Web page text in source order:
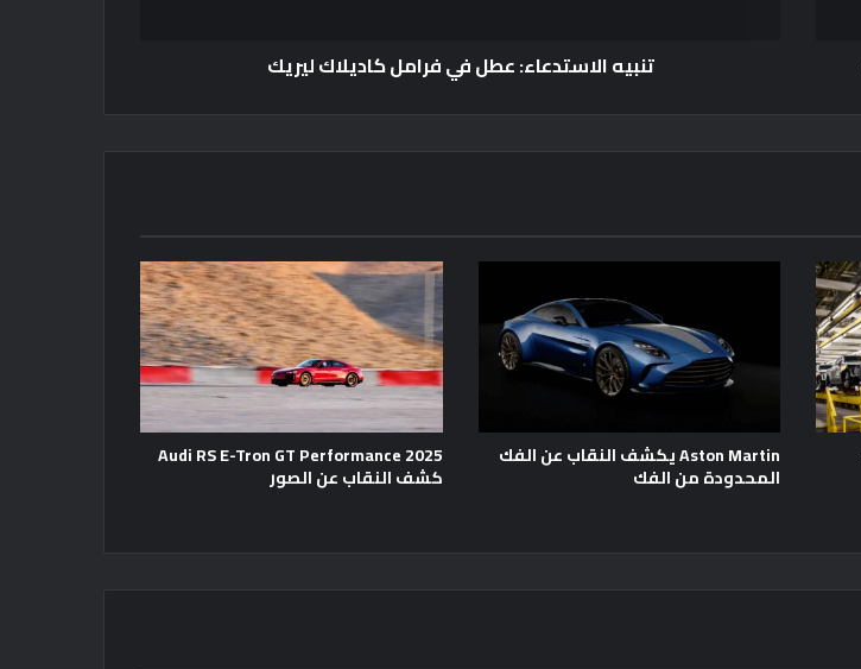
تنبيه الاستدعاء: عطل في فرامل كاديلاك ليريك
Aston Martin يكشف النقاب عن الفك
المحدودة من الفك
2025 Audi RS E-Tron GT Performance
كشف النقاب عن الصور